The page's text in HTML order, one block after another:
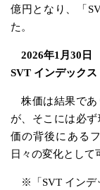
億円となり、「
た。
2026年1月30日
SVT インデックス
株価は結果で
が、そこには必
価の背後にある
日々の変化として
※「SVT インデ